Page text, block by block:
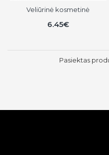
Veliūrinė kosmetinė
6.45€
Pasiektas